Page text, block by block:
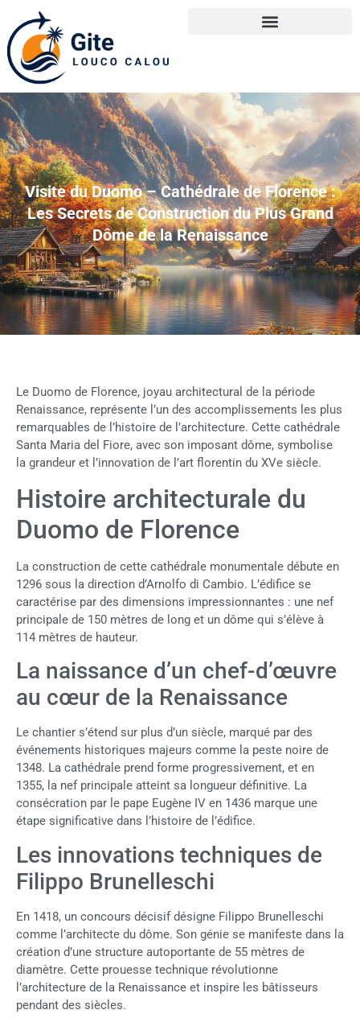
Visite du Duomo – Cathédrale de Florence :
Les Secrets de Construction du Plus Grand
Dôme de la Renaissance
Le Duomo de Florence, joyau architectural de la période
Renaissance, représente l’un des accomplissements les plus
remarquables de l’histoire de l’architecture. Cette cathédrale
Santa Maria del Fiore, avec son imposant dôme, symbolise
la grandeur et l’innovation de l’art florentin du XVe siècle.
Histoire architecturale du
Duomo de Florence
La construction de cette cathédrale monumentale débute en
1296 sous la direction d’Arnolfo di Cambio. L’édifice se
caractérise par des dimensions impressionnantes : une nef
principale de 150 mètres de long et un dôme qui s’élève à
114 mètres de hauteur.
La naissance d’un chef-d’œuvre
au cœur de la Renaissance
Le chantier s’étend sur plus d’un siècle, marqué par des
événements historiques majeurs comme la peste noire de
1348. La cathédrale prend forme progressivement, et en
1355, la nef principale atteint sa longueur définitive. La
consécration par le pape Eugène IV en 1436 marque une
étape significative dans l’histoire de l’édifice.
Les innovations techniques de
Filippo Brunelleschi
En 1418, un concours décisif désigne Filippo Brunelleschi
comme l’architecte du dôme. Son génie se manifeste dans la
création d’une structure autoportante de 55 mètres de
diamètre. Cette prouesse technique révolutionne
l’architecture de la Renaissance et inspire les bâtisseurs
pendant des siècles.